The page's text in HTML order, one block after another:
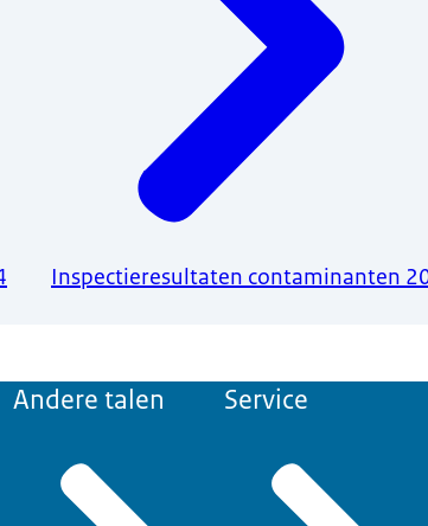
Inspectieresultaten contaminanten
Andere talen Service